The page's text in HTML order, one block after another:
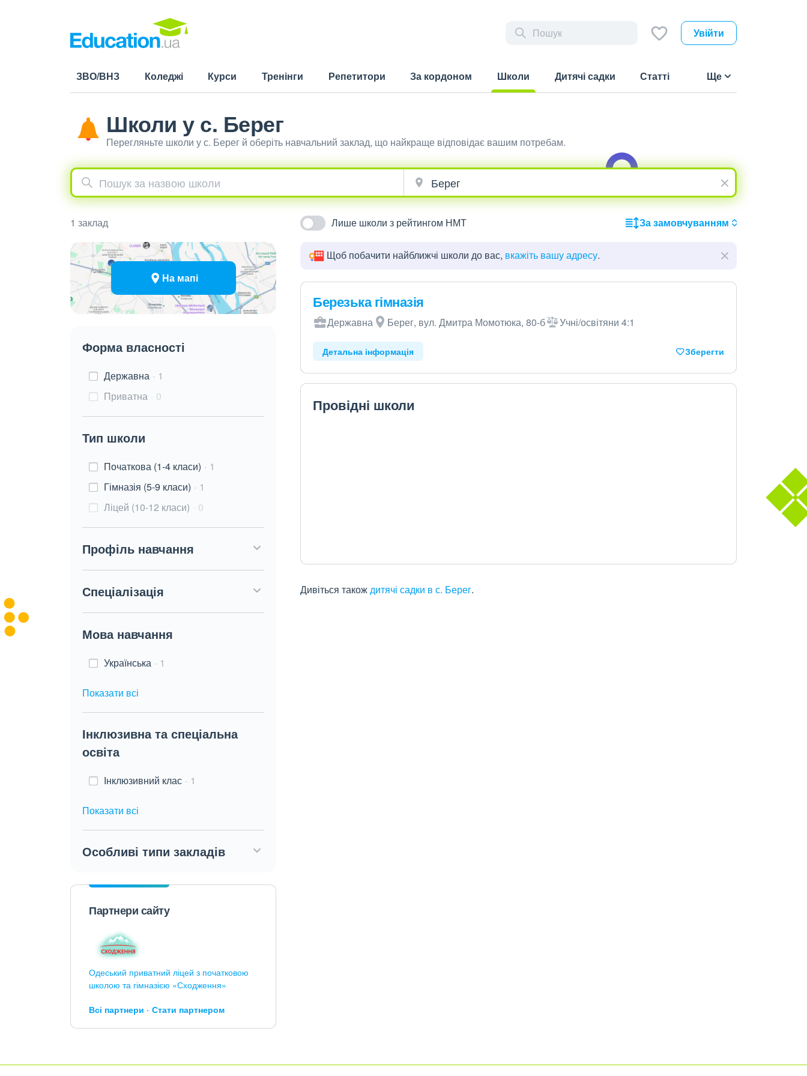
Увійти
ЗВО/ВНЗ Коледжі Курси Тренінги Репетитори За кордоном
Школи
Дитячі садки Статті Ще
Школи у с. Берег
Перегляньте школи у с. Берег й оберіть навчальний заклад, що найкраще відповідає вашим потребам.
1 заклад Лише школи з рейтингом НМТ За замовчуванням
На мапі
Форма власності
Державна
1
Приватна
0
Тип школи
Початкова (1-4 класи)
1
Гімназія (5-9 класи)
1
Ліцей (10-12 класи)
0
Профіль навчання
Спеціалізація
Мова навчання
Українська 1
Показати всі
Інклюзивна та спеціальна
освіта
Інклюзивний клас 1
Показати всі
Особливі типи закладів
Партнери сайту
Одеський приватний ліцей з початковою
школою та гімназією «Сходження»
Всі партнери Стати партнером
Щоб побачити найближчі школи до вас, вкажіть вашу адресу.
Березька гімназія
Державна Берег, вул. Дмитра Момотюка, 80-б Учні/освітяни 4:1
Детальна інформація Зберегти
Провідні школи
Дивіться такождитячі садки в с. Берег.